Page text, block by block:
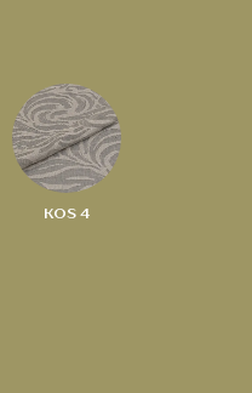
KOS 4